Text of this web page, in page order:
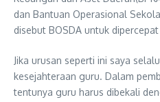
dan Bantuan Operasional
disebut BOSDA untuk
Jika urusan seperti ini saya
kesejahteraan guru. Dalam
tentunya guru harus dibekali